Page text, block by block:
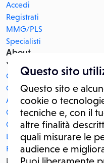
Questo sito
Questo sito e
cookie o
tecniche e, con il
altre finalità
quali misurare le
audience e
Accedi
Registrati
MMG/PLS
Specialisti
About
Chi Siamo
Corporate blog
Ad Policy
Contattaci
Certificazioni
Lavora con noi
POR FESR CAMPANIA
Le informazioni proposte in